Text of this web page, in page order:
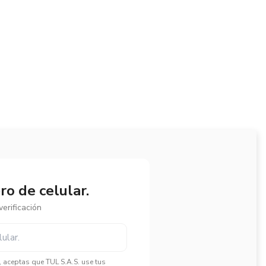
de celular.
que TUL S.A.S. use tus